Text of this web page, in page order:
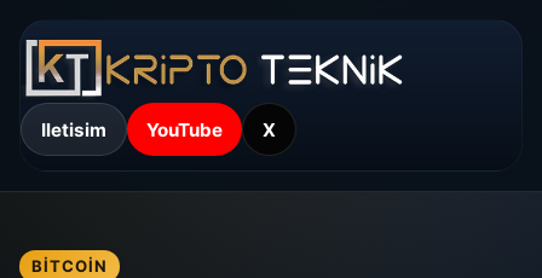
Iletisim YouTube X
BITCOIN